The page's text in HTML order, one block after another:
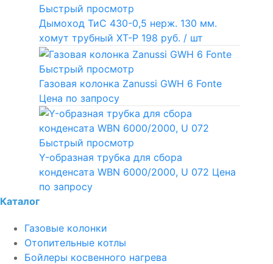
Быстрый просмотр
Дымоход ТиС 430-0,5 нерж. 130 мм.
хомут трубный ХТ-Р 198 руб. / шт
Быстрый просмотр
Газовая колонка Zanussi GWH 6 Fonte
Цена по запросу
Быстрый просмотр
Y-образная трубка для сбора
конденсата WBN 6000/2000, U 072 Цена
по запросу
Каталог
Газовые колонки
Отопительные котлы
Бойлеры косвенного нагрева